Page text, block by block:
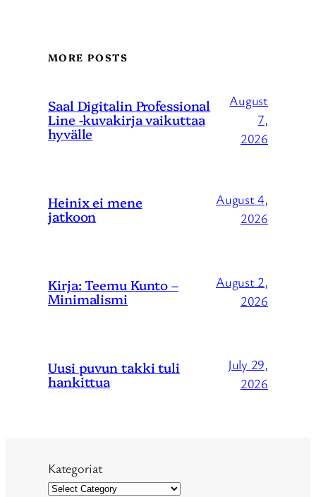
MORE POSTS
Saal Digitalin Professional
Line -kuvakirja vaikuttaa
hyvälle
August
7,
2026
Heinix ei mene
jatkoon
August 4,
2026
Kirja: Teemu Kunto –
Minimalismi
August 2,
2026
Uusi puvun takki tuli
hankittua
July 29,
2026
Kategoriat